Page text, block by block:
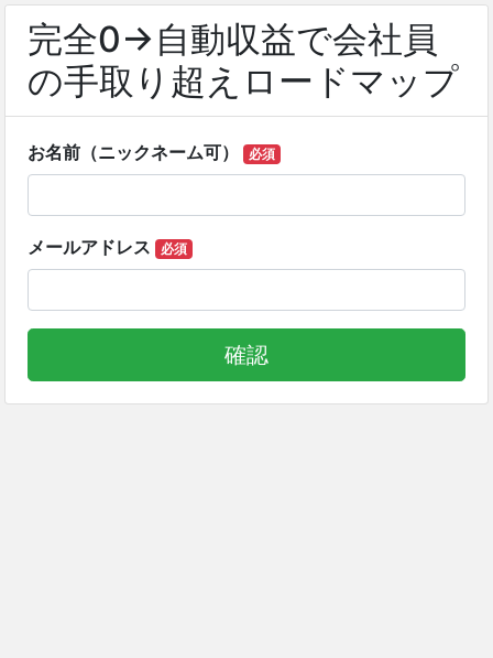
完全0→自動収益で会社員
の手取り超えロードマップ
お名前（ニックネーム可） 必須
メールアドレス 必須
確認